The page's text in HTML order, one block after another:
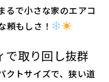
るで小さな家のエアコ
頼もしさ！
で取り回し抜群
クトサイズで、狭い道